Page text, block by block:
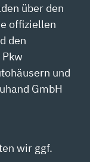
über den
offiziellen
den
und
GmbH
wir ggf.